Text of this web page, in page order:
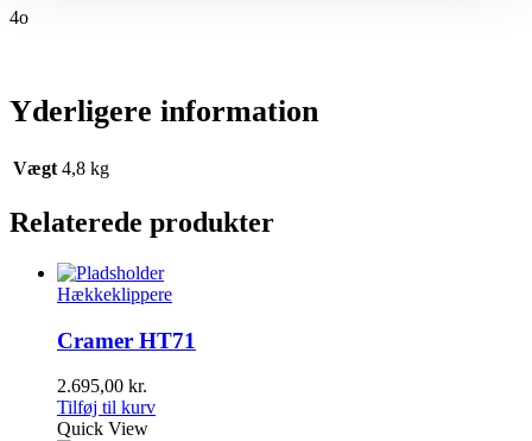
4o
Yderligere information
Vægt 4,8 kg
Relaterede produkter
Hækkeklippere
Cramer HT71
2.695,00 kr.
Tilføj til kurv
Quick View